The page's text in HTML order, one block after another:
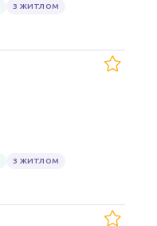
З ЖИТЛОМ
З ЖИТЛОМ